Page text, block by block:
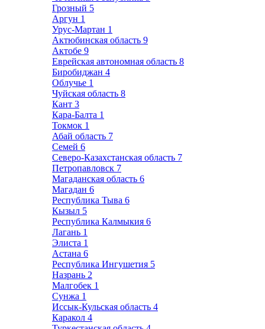
Грозный 5
Аргун 1
Урус-Мартан 1
Актюбинская область 9
Актобе 9
Еврейская автономная область 8
Биробиджан 4
Облучье 1
Чуйская область 8
Кант 3
Кара-Балта 1
Токмок 1
Абай область 7
Семей 6
Северо-Казахстанская область 7
Петропавловск 7
Магаданская область 6
Магадан 6
Республика Тыва 6
Кызыл 5
Республика Калмыкия 6
Лагань 1
Элиста 1
Астана 6
Республика Ингушетия 5
Назрань 2
Малгобек 1
Сунжа 1
Иссык-Кульская область 4
Каракол 4